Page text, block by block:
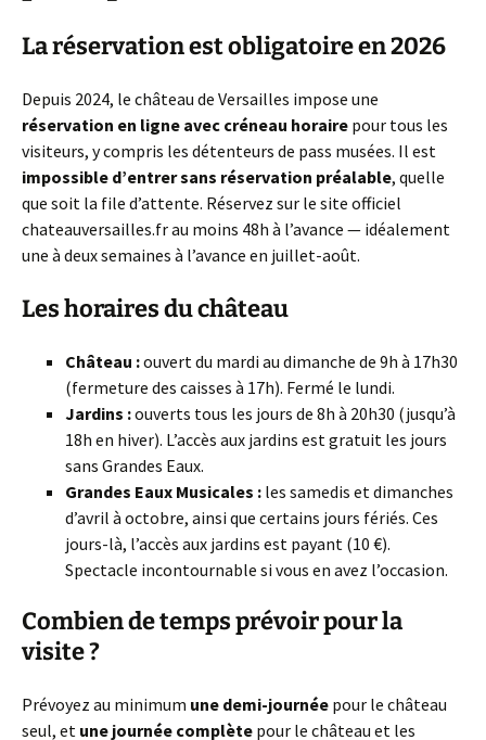
La réservation est obligatoire en 2026
Depuis 2024, le château de Versailles impose une
réservation en ligne avec créneau horaire pour tous les
visiteurs, y compris les détenteurs de pass musées. Il est
impossible d’entrer sans réservation préalable, quelle
que soit la file d’attente. Réservez sur le site officiel
chateauversailles.fr au moins 48h à l’avance — idéalement
une à deux semaines à l’avance en juillet-août.
Les horaires du château
Château :ouvert du mardi au dimanche de 9h à 17h30
(fermeture des caisses à 17h). Fermé le lundi.
Jardins :ouverts tous les jours de 8h à 20h30 (jusqu’à
18h en hiver). L’accès aux jardins est gratuit les jours
sans Grandes Eaux.
Grandes Eaux Musicales : les samedis et dimanches
d’avril à octobre, ainsi que certains jours fériés. Ces
jours-là, l’accès aux jardins est payant (10 €).
Spectacle incontournable si vous en avez l’occasion.
Combien de temps prévoir pour la
visite ?
Prévoyez au minimum une demi-journée pour le château
seul, et une journée complète pour le château et les